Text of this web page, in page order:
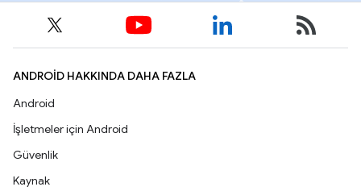
ANDROID HAKKINDA DAHA FAZLA
Android
İşletmeler için Android
Güvenlik
Kaynak